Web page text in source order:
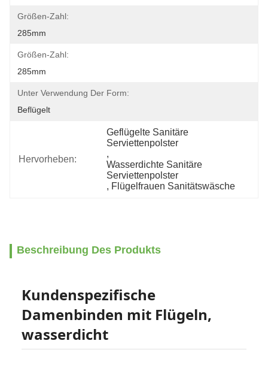
Größen-Zahl:
285mm
Größen-Zahl:
285mm
Unter Verwendung Der Form:
Beflügelt
Hervorheben:
Geflügelte Sanitäre
Serviettenpolster
,
Wasserdichte Sanitäre
Serviettenpolster
, Flügelfrauen Sanitätswäsche
Beschreibung Des Produkts
Kundenspezifische
Damenbinden mit Flügeln,
wasserdicht